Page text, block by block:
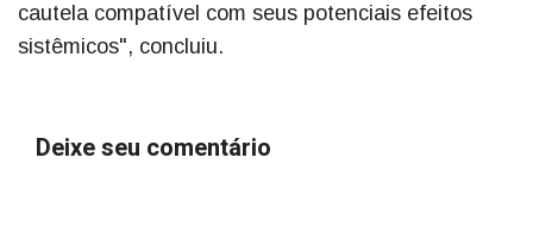
cautela compatível com seus potenciais efeitos
sistêmicos", concluiu.
Deixe seu comentário